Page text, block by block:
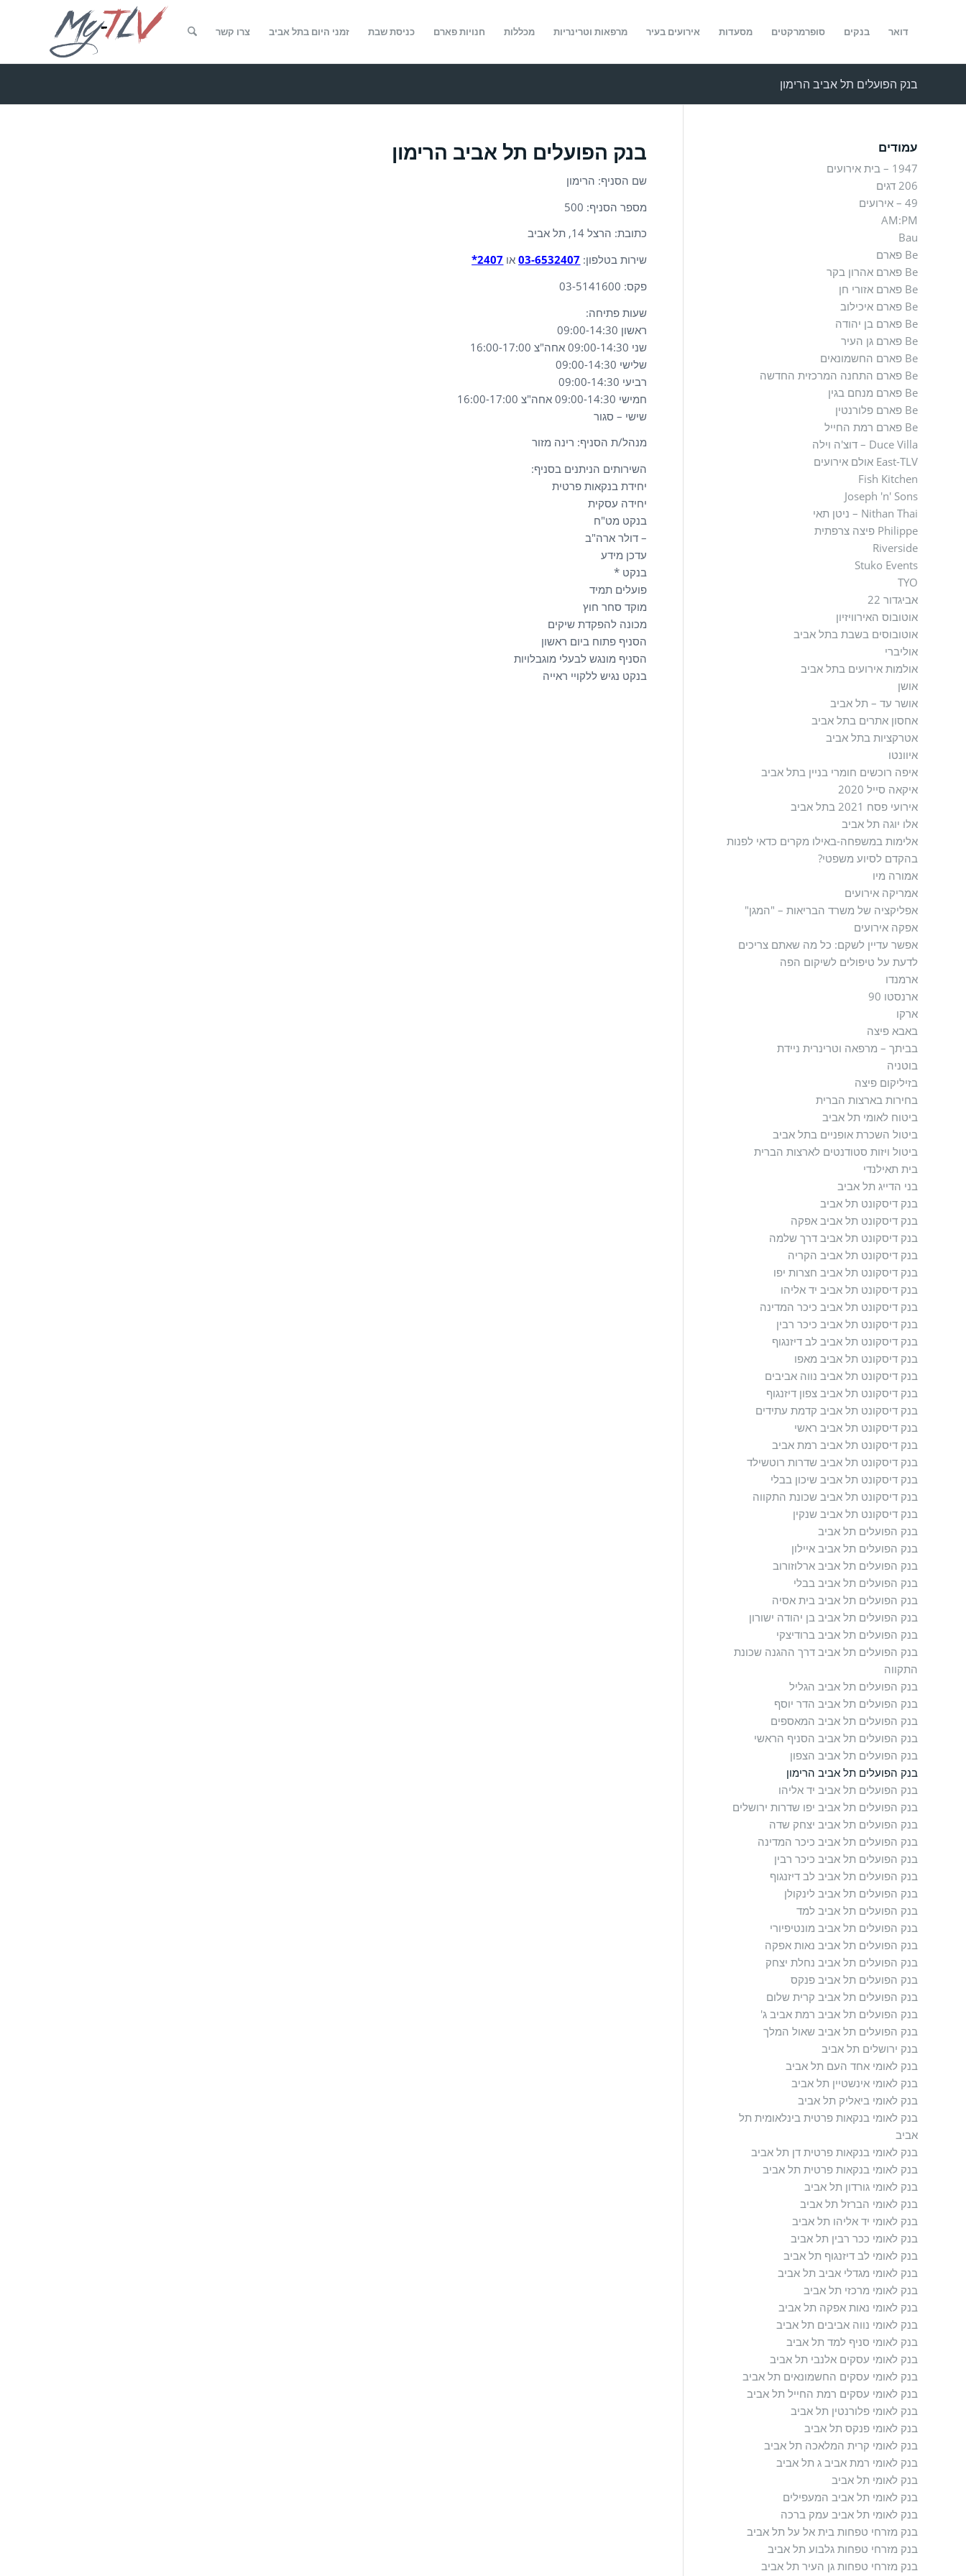
דואר בנקים סופרמרקטים מסעדות אירועים בעיר מרפאות וטרינריות מכללות חנויות פארם כניסת שבת זמני היום בתל אביב צרו קשר
בנק הפועלים תל אביב הרימון
בנק הפועלים תל אביב הרימון
שם הסניף: הרימון
מספר הסניף: 500
כתובת: הרצל 14, תל אביב
שירות בטלפון: 03-6532407או 2407*
פקס: 03-5141600
שעות פתיחה:
ראשון 09:00-14:30
שני 09:00-14:30 אחה"צ 16:00-17:00
שלישי 09:00-14:30
רביעי 09:00-14:30
חמישי 09:00-14:30 אחה"צ 16:00-17:00
שישי – סגור
מנהל/ת הסניף: רינה מזור
השירותים הניתנים בסניף:
יחידת בנקאות פרטית
יחידה עסקית
בנקט מט"ח
– דולר ארה"ב
עדכן מידע
בנקט *
פועלים תמיד
מוקד סחר חוץ
מכונה להפקדת שיקים
הסניף פתוח ביום ראשון
הסניף מונגש לבעלי מוגבלויות
בנקט נגיש ללקויי ראייה
עמודים
1947 – בית אירועים
206 דגים
49 – אירועים
AM:PM
Bau
Be פארם
Be פארם אהרון בקר
Be פארם אזורי חן
Be פארם איכילוב
Be פארם בן יהודה
Be פארם גן העיר
Be פארם החשמונאים
Be פארם התחנה המרכזית החדשה
Be פארם מנחם בגין
Be פארם פלורנטין
Be פארם רמת החייל
Duce Villa – דוצ'ה וילה
East-TLV אולם אירועים
Fish Kitchen
Joseph 'n' Sons
Nithan Thai – ניטן תאי
Philippe פיצה צרפתית
Riverside
Stuko Events
TYO
אביגדור 22
אוטובוס האירוויזיון
אוטובוסים בשבת בתל אביב
אוליברי
אולמות אירועים בתל אביב
אושן
אושר עד – תל אביב
אחסון אתרים בתל אביב
אטרקציות בתל אביב
איוונטו
איפה רוכשים חומרי בניין בתל אביב
איקאה סייל 2020
אירועי פסח 2021 בתל אביב
אלו יוגה תל אביב
אלימות במשפחה-באילו מקרים כדאי לפנות
בהקדם לסיוע משפטי?
אמורה מיו
אמריקה אירועים
אפליקציה של משרד הבריאות – "המגן"
אפקה אירועים
אפשר עדיין לשקם: כל מה שאתם צריכים
לדעת על טיפולים לשיקום הפה
ארמנדו
ארנסטו 90
ארקו
באבא פיצה
בביתך – מרפאה וטרינרית ניידת
בוטניה
בזיליקום פיצה
בחירות בארצות הברית
ביטוח לאומי תל אביב
ביטול השכרת אופניים בתל אביב
ביטול ויזות סטודנטים לארצות הברית
בית תאילנדי
בני הדייג תל אביב
בנק דיסקונט תל אביב
בנק דיסקונט תל אביב אפקה
בנק דיסקונט תל אביב דרך שלמה
בנק דיסקונט תל אביב הקריה
בנק דיסקונט תל אביב חצרות יפו
בנק דיסקונט תל אביב יד אליהו
בנק דיסקונט תל אביב כיכר המדינה
בנק דיסקונט תל אביב כיכר רבין
בנק דיסקונט תל אביב לב דיזנגוף
בנק דיסקונט תל אביב מאפו
בנק דיסקונט תל אביב נווה אביבים
בנק דיסקונט תל אביב צפון דיזנגוף
בנק דיסקונט תל אביב קדמת עתידים
בנק דיסקונט תל אביב ראשי
בנק דיסקונט תל אביב רמת אביב
בנק דיסקונט תל אביב שדרות רוטשילד
בנק דיסקונט תל אביב שיכון בבלי
בנק דיסקונט תל אביב שכונת התקווה
בנק דיסקונט תל אביב שנקין
בנק הפועלים תל אביב
בנק הפועלים תל אביב איילון
בנק הפועלים תל אביב ארלוזורוב
בנק הפועלים תל אביב בבלי
בנק הפועלים תל אביב בית אסיה
בנק הפועלים תל אביב בן יהודה ישורון
בנק הפועלים תל אביב ברודיצקי
בנק הפועלים תל אביב דרך ההגנה שכונת
התקווה
בנק הפועלים תל אביב הגליל
בנק הפועלים תל אביב הדר יוסף
בנק הפועלים תל אביב המאספים
בנק הפועלים תל אביב הסניף הראשי
בנק הפועלים תל אביב הצפון
בנק הפועלים תל אביב הרימון
בנק הפועלים תל אביב יד אליהו
בנק הפועלים תל אביב יפו שדרות ירושלים
בנק הפועלים תל אביב יצחק שדה
בנק הפועלים תל אביב כיכר המדינה
בנק הפועלים תל אביב כיכר רבין
בנק הפועלים תל אביב לב דיזנגוף
בנק הפועלים תל אביב לינקולן
בנק הפועלים תל אביב למד
בנק הפועלים תל אביב מונטיפיורי
בנק הפועלים תל אביב נאות אפקה
בנק הפועלים תל אביב נחלת יצחק
בנק הפועלים תל אביב פנקס
בנק הפועלים תל אביב קרית שלום
בנק הפועלים תל אביב רמת אביב ג'
בנק הפועלים תל אביב שאול המלך
בנק ירושלים תל אביב
בנק לאומי אחד העם תל אביב
בנק לאומי אינשטיין תל אביב
בנק לאומי ביאליק תל אביב
בנק לאומי בנקאות פרטית בינלאומית תל
אביב
בנק לאומי בנקאות פרטית דן תל אביב
בנק לאומי בנקאות פרטית תל אביב
בנק לאומי גורדון תל אביב
בנק לאומי הברזל תל אביב
בנק לאומי יד אליהו תל אביב
בנק לאומי ככר רבין תל אביב
בנק לאומי לב דיזנגוף תל אביב
בנק לאומי מגדלי אביב תל אביב
בנק לאומי מרכזי תל אביב
בנק לאומי נאות אפקה תל אביב
בנק לאומי נווה אביבים תל אביב
בנק לאומי סניף למד תל אביב
בנק לאומי עסקים אלנבי תל אביב
בנק לאומי עסקים החשמונאים תל אביב
בנק לאומי עסקים רמת החייל תל אביב
בנק לאומי פלורנטין תל אביב
בנק לאומי פנקס תל אביב
בנק לאומי קרית המלאכה תל אביב
בנק לאומי רמת אביב ג תל אביב
בנק לאומי תל אביב
בנק לאומי תל אביב המעפילים
בנק לאומי תל אביב עמק ברכה
בנק מזרחי טפחות בית אל על תל אביב
בנק מזרחי טפחות גלבוע תל אביב
בנק מזרחי טפחות גן העיר תל אביב